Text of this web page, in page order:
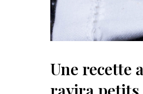
Une recette